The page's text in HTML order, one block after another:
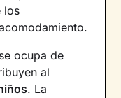
los
ocupa de
al
. La